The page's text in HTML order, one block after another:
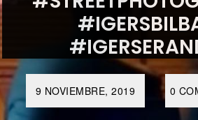
9 NOVIEMBRE, 2019 0